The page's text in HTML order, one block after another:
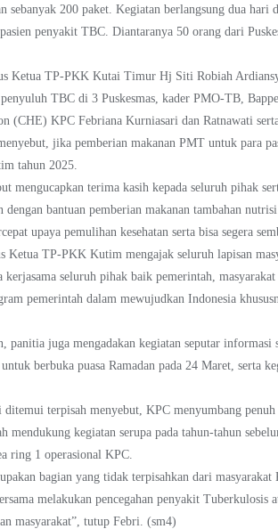
sebanyak 200 paket. Kegiatan berlangsung dua
penyakit TBC. Diantaranya 50 orang dari
Ketua TP-PKK Kutai Timur Hj Siti Robiah
penyuluh TBC di 3 Puskesmas, kader PMO-TB,
(CHE) KPC Febriana Kurniasari dan Ratnawati
jika pemberian makanan PMT untuk para
tahun 2025.
mengucapkan terima kasih kepada seluruh pihak
dengan bantuan pemberian makanan tambahan
upaya pemulihan kesehatan serta bisa segera
Ketua TP-PKK Kutim mengajak seluruh lapisan
seluruh pihak baik pemerintah,
pemerintah dalam mewujudkan Indonesia
panitia juga mengadakan kegiatan seputar
berbuka puasa Ramadan pada 24 Maret, serta
terpisah menyebut, KPC menyumbang
mendukung kegiatan serupa pada tahun-tahun
ring 1 operasional KPC.
bagian yang tidak terpisahkan dari
melakukan pencegahan penyakit
masyarakat”, tutup Febri. (sm4)